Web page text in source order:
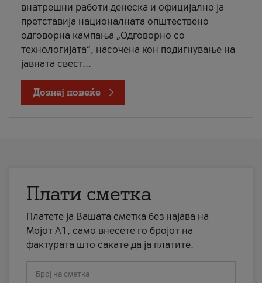
внатрешни работи денеска и официјално ја
претставија националната општествено
одговорна кампања „Одговорно со
технологијата“, насочена кон подигнување на
јавната свест...
Дознај повеќе
Плати сметка
Платете ја Вашата сметка без најава на
Мојот А1, само внесете го бројот на
фактурата што сакате да ја платите.
Број на сметка